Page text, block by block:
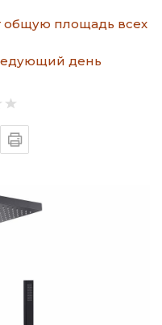
общую площадь всех
день